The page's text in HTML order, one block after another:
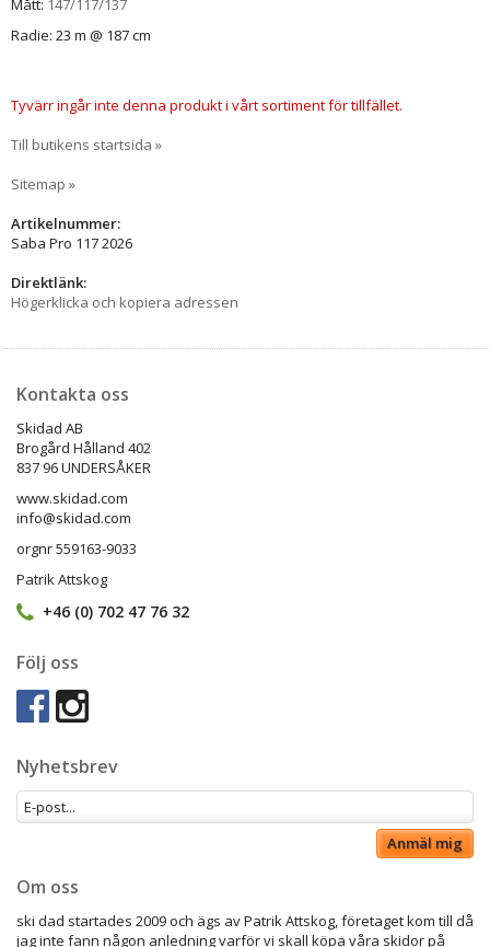
Mått: 147/117/137
Radie: 23 m @ 187 cm
Tyvärr ingår inte denna produkt i vårt sortiment för tillfället.
Till butikens startsida »
Sitemap »
Artikelnummer:
Saba Pro 117 2026
Direktlänk:
Högerklicka och kopiera adressen
Kontakta oss
Skidad AB
Brogård Hålland 402
837 96 UNDERSÅKER
www.skidad.com
info@skidad.com
orgnr 559163-9033
Patrik Attskog
+46 (0) 702 47 76 32
Följ oss
Nyhetsbrev
Anmäl mig
Om oss
ski dad startades 2009 och ägs av Patrik Attskog, företaget kom till då
jag inte fann någon anledning varför vi skall köpa våra skidor på